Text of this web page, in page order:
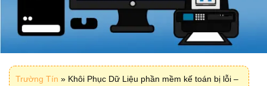
Trường Tín » Khôi Phục Dữ Liệu phần mềm kế toán bị lỗi –